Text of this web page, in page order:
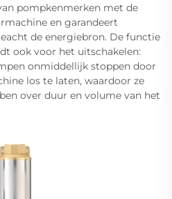
pompkenmerken met de
en garandeert
de energiebron. De functie
ook voor het uitschakelen:
onmiddellijk stoppen door
los te laten, waardoor ze
over duur en volume van het